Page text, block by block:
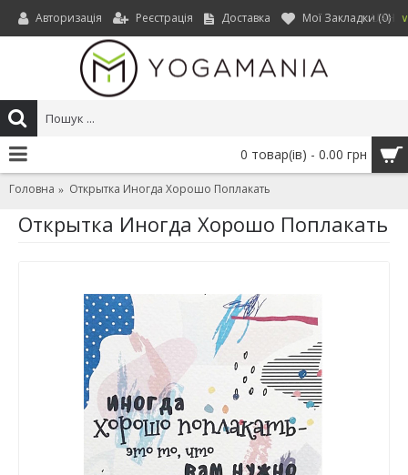
UAH ∨
Авторизація Реєстрація Доставка Мої Закладки (0)
0 товар(ів) - 0.00 грн
Головна Открытка Иногда Хорошо Поплакать
Открытка Иногда Хорошо Поплакать